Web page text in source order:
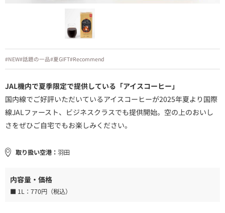
#NEW#話題の一品#夏GIFT#Recommend
JAL機内で夏季限定で提供している「アイスコーヒー」
国内線でご好評いただいているアイスコーヒーが2025年夏より国際
線JALファースト、ビジネスクラスでも提供開始。空の上のおいし
さをぜひご自宅でもお楽しみください。
取り扱い空港： 羽田
内容量・価格
■ 1L： 770円（税込）